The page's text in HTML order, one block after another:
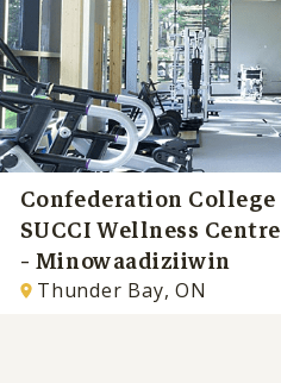
Confederation College
SUCCI Wellness Centre
- Minowaadiziiwin
Thunder Bay, ON